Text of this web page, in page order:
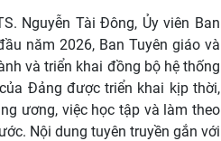
Nguyễn Tài Đông, Ủy viên Ban
năm 2026, Ban Tuyên giáo và
và triển khai đồng bộ hệ thống
Đảng được triển khai kịp thời,
ương, việc học tập và làm theo
Nội dung tuyên truyền gắn với